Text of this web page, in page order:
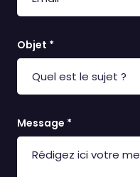
Objet *
Message *